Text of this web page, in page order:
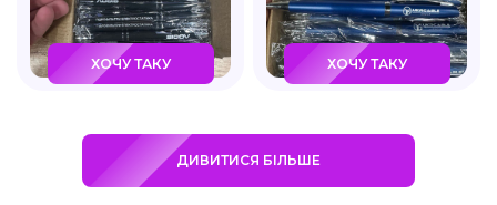
ХОЧУ ТАКУ ХОЧУ ТАКУ
ДИВИТИСЯ БІЛЬШЕ